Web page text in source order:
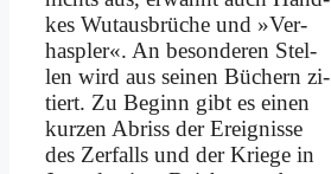
kes Wut­aus­brü­che und »Ver­
haspler«. An be­son­de­ren Stel­
len wird aus sei­nen Bü­chern zi­
tiert. Zu Be­ginn gibt es ei­nen
kur­zen Ab­riss der Er­eig­nis­se
des Zer­falls und der Krie­ge in